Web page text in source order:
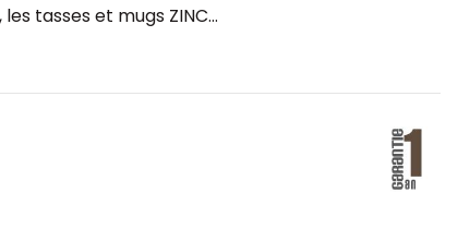
tasses et mugs ZINC...